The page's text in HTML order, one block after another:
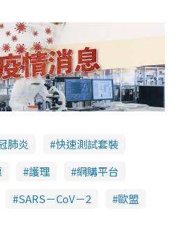
肺炎
快速測試套裝
護理
網購平台
SARS－CoV－2 歐盟